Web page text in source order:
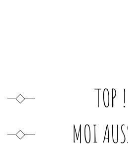
TOP !
MOI